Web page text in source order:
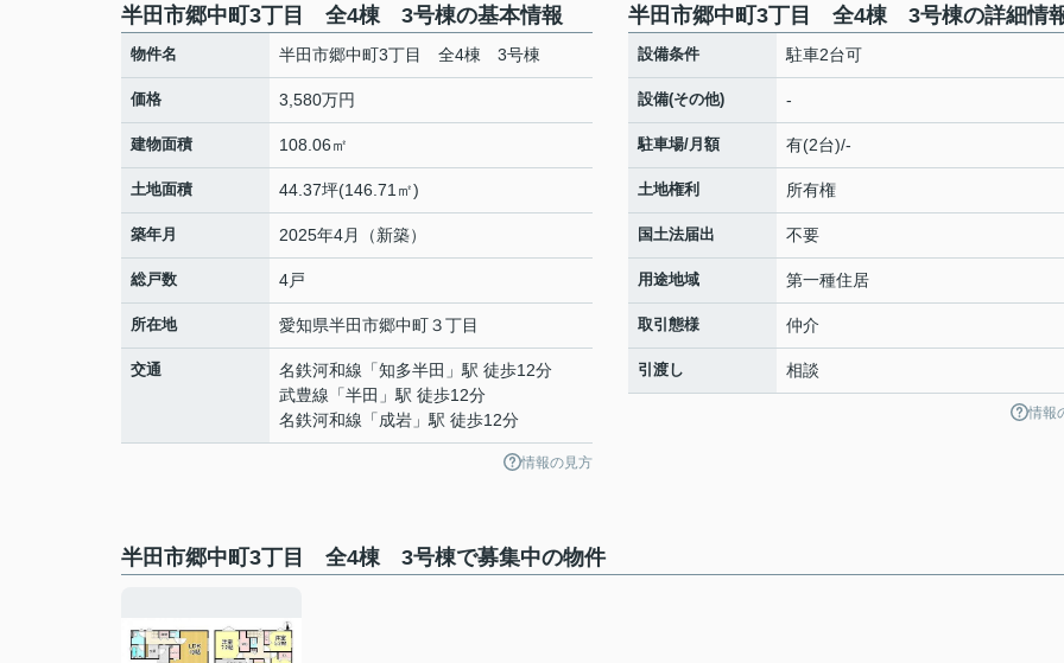
半田市郷中町3丁目 全4棟 3号棟の基本情報
物件名 半田市郷中町3丁目 全4棟 3号棟
価格 3,580万円
建物面積 108.06㎡
土地面積 44.37坪(146.71㎡)
築年月 2025年4月（新築）
総戸数 4戸
所在地 愛知県半田市郷中町３丁目
交通 名鉄河和線 「知多半田 」駅 徒歩12分
武豊線 「半田 」駅 徒歩12分
名鉄河和線 「成岩 」駅 徒歩12分
情報の見方
半田市郷中町3丁目 全4棟 3号棟の詳細情
設備条件 駐車2台可
設備(その他) -
駐車場/月額 有(2台)/-
土地権利 所有権
国土法届出 不要
用途地域 第一種住居
取引態様 仲介
引渡し 相談
情報
半田市郷中町3丁目 全4棟 3号棟で募集中の物件